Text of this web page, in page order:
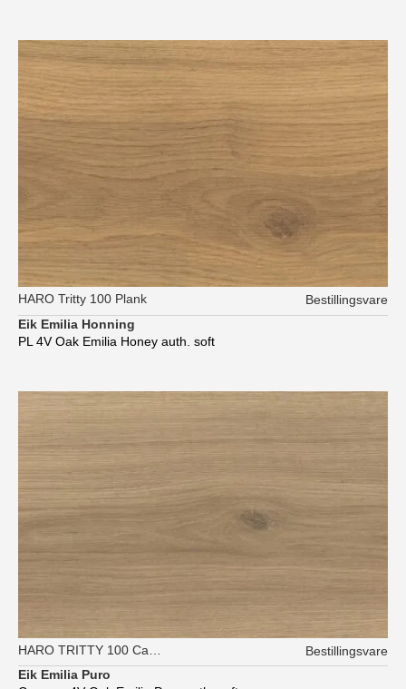
HARO Tritty 100 Plank
Bestillingsvare
Eik Emilia Honning
PL 4V Oak Emilia Honey auth. soft
Bestillingsvare
Eik Emilia Puro